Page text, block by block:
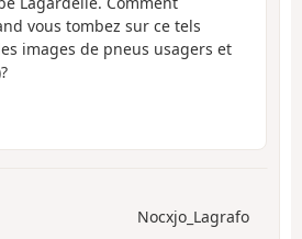
vous tombez sur ce tels
images de pneus usagers et
Nocxjo_Lagrafo